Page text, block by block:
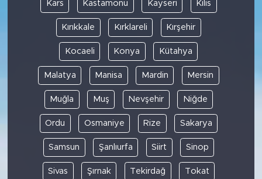
Kars Kastamonu Kayseri Kilis
Kırıkkale Kırklareli Kırşehir
Kocaeli Konya Kütahya
Malatya Manisa Mardin Mersin
Muğla Muş Nevşehir Niğde
Ordu Osmaniye Rize Sakarya
Samsun Şanlıurfa Siirt Sinop
Sivas Şırnak Tekirdağ Tokat